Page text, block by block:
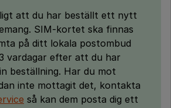
att du har beställt ett nytt
SIM-kortet ska finnas
på ditt lokala postombud
vardagar efter att du har
beställning. Har du mot
inte mottagit det, kontakta
så kan dem posta dig ett